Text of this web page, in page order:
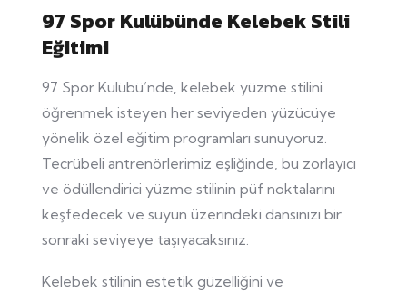
97 Spor Kulübünde Kelebek Stili
Eğitimi
97 Spor Kulübü’nde, kelebek yüzme stilini
öğrenmek isteyen her seviyeden yüzücüye
yönelik özel eğitim programları sunuyoruz.
Tecrübeli antrenörlerimiz eşliğinde, bu zorlayıcı
ve ödüllendirici yüzme stilinin püf noktalarını
keşfedecek ve suyun üzerindeki dansınızı bir
sonraki seviyeye taşıyacaksınız.
Kelebek stilinin estetik güzelliğini ve